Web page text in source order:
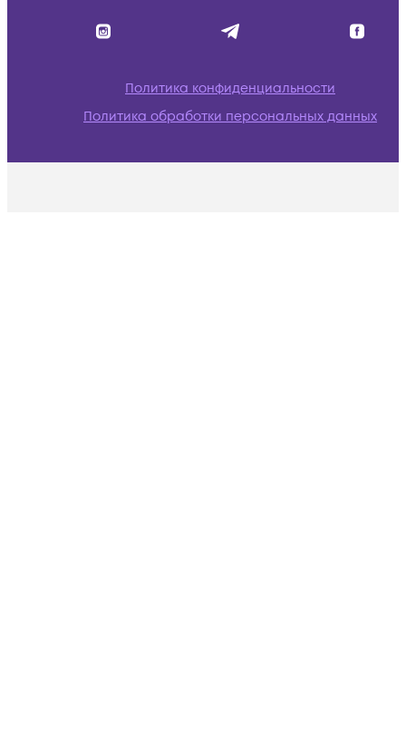
Политика конфиденциальности
Политика обработки персональных данных